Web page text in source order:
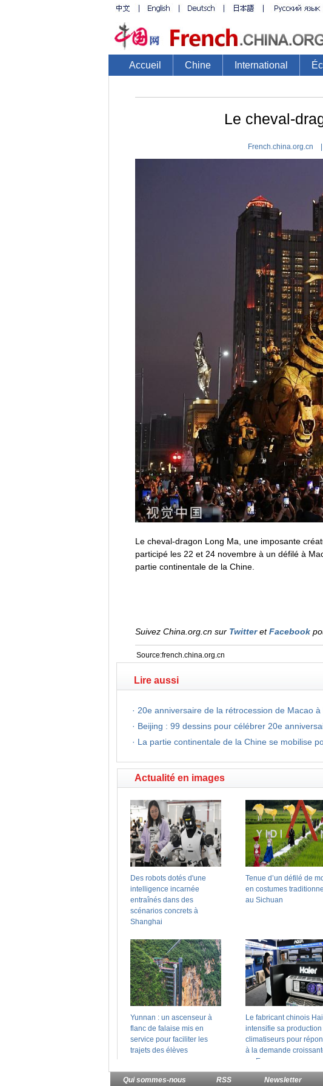
Accueil Chine International
Le cheval-
Le cheval-dragon Long Ma, une imposante
participé les 22 et 24 novembre à un défilé à
partie continentale de la Chine.
Suivez China.org.cn sur TwitteretFacebook
Source:french.china.org.cn
Lire aussi
· 20e anniversaire de la rétrocession de Macao à
· Beijing : 99 dessins pour célébrer 20e
· La partie continentale de la Chine se mobilise